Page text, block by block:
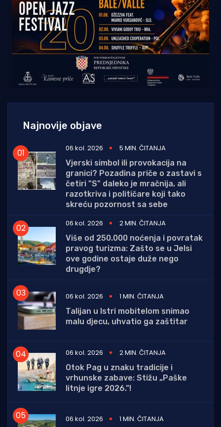
Najnovije objave
06 kol. 2026
5 MIN. ČITANJA
Vjerski simbol ili provokacija na
granici? Pozadina priče o zastavi s
četiri "S" daleko je mračnija, ali
razotkriva i političare koji tako
skreću pozornost sa sebe
06 kol. 2026
2 MIN. ČITANJA
Više od 250.000 noćenja i povratak
pravog turizma: Zašto se u Jelsi
ove godine ostaje duže nego
drugdje?
06 kol. 2026
1 MIN. ČITANJA
Talijan u Istri mobitelom snimao
malu djecu, uhvatio ga zaštitar
06 kol. 2026
2 MIN. ČITANJA
Otok Pag u znaku tradicije i
vrhunske zabave: Stižu „Paške
litnje igre 2026.”!
06 kol. 2026
1 MIN. ČITANJA